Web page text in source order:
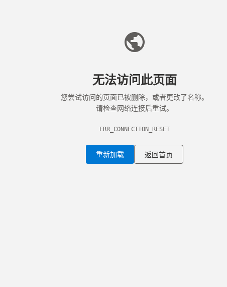
无法访问此页面
您尝试访问的页面已被删除，或者更改了名称。
请检查网络连接后重试。
ERR_CONNECTION_RESET
重新加载 返回首页